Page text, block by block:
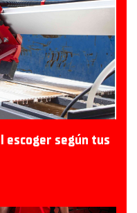
escoger según tus